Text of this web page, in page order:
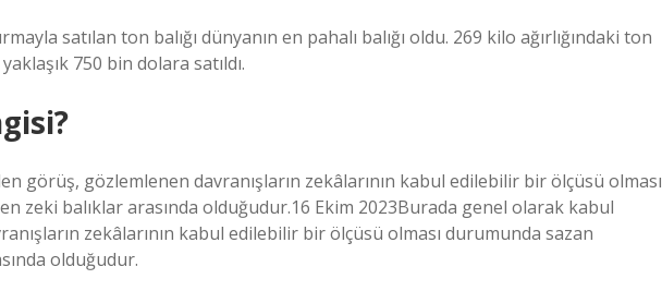
satılan ton balığı dünyanın en pahalı balığı oldu. 269 kilo ağırlığındaki ton
750 bin dolara satıldı.
görüş, gözlemlenen davranışların zekâlarının kabul edilebilir bir ölçüsü olması
zeki balıklar arasında olduğudur.16 Ekim 2023Burada genel olarak kabul
zekâlarının kabul edilebilir bir ölçüsü olması durumunda sazan
olduğudur.